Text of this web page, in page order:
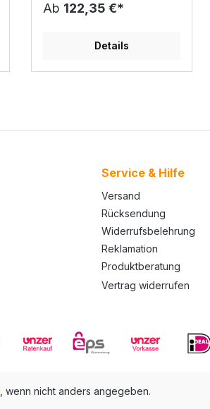
Ab 122,35 €*
Details
Service & Hilfe
Versand
Rücksendung
Widerrufsbelehrung
Reklamation
Produktberatung
Vertrag widerrufen
, wenn nicht anders angegeben.